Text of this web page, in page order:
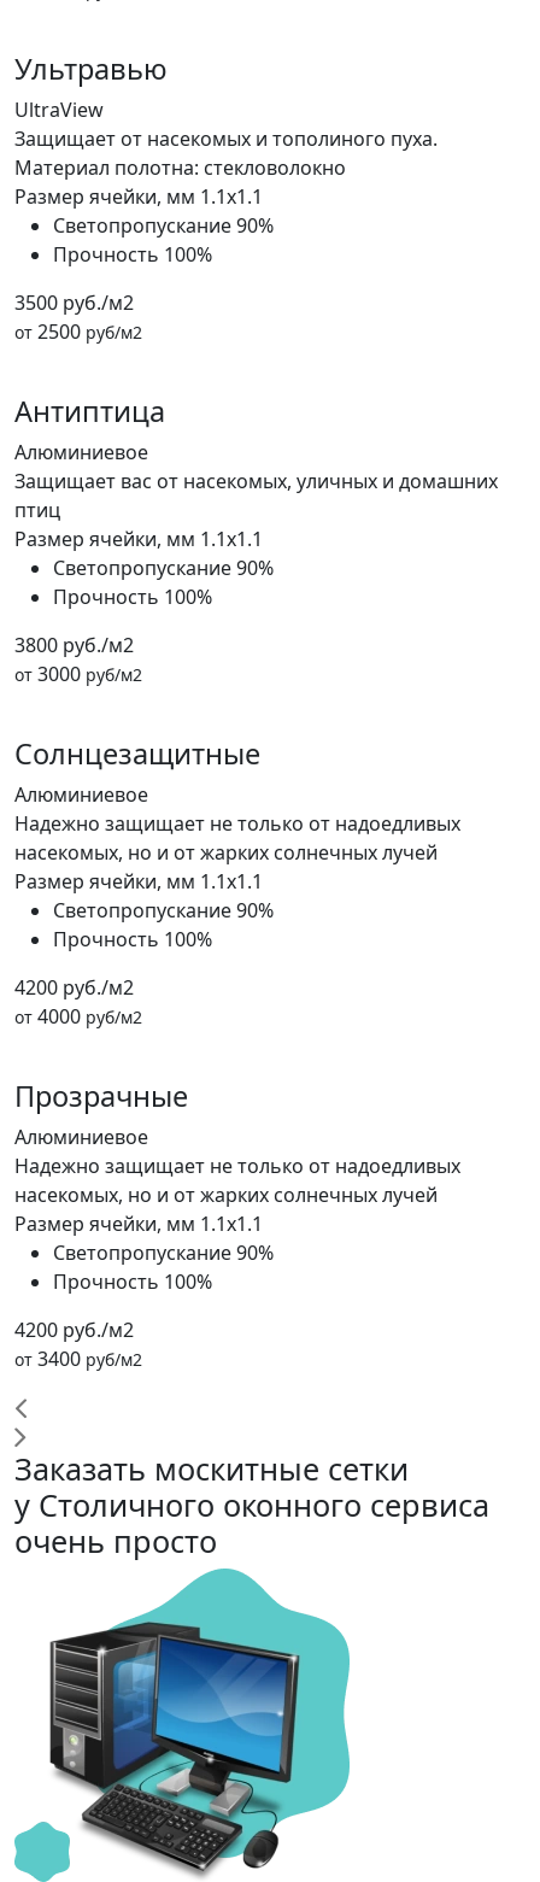
Ультравью
UltraView
Защищает от насекомых и тополиного пуха.
Материал полотна: стекловолокно
Размер ячейки, мм 1.1x1.1
Светопропускание90%
Прочность 100%
3500 руб./м2
от 2500 руб/м2
Антиптица
Алюминиевое
Защищает вас от насекомых, уличных и домашних
птиц
Размер ячейки, мм 1.1x1.1
Светопропускание90%
Прочность 100%
3800 руб./м2
от 3000 руб/м2
Солнцезащитные
Алюминиевое
Надежно защищает не только от надоедливых
насекомых, но и от жарких солнечных лучей
Размер ячейки, мм 1.1x1.1
Светопропускание90%
Прочность 100%
4200 руб./м2
от 4000 руб/м2
Прозрачные
Алюминиевое
Надежно защищает не только от надоедливых
насекомых, но и от жарких солнечных лучей
Размер ячейки, мм 1.1x1.1
Светопропускание90%
Прочность 100%
4200 руб./м2
от 3400 руб/м2
Заказать москитные сетки
у Столичного оконного сервиса
очень просто